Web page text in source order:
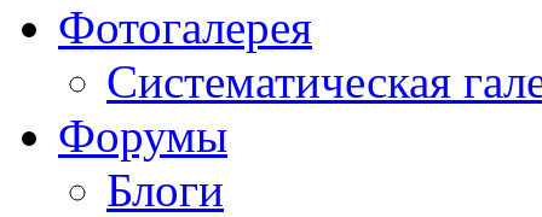
Фотогалерея
Систематическая
Форумы
Блоги